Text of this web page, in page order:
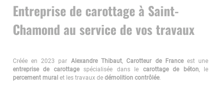
Entreprise de carottage à Saint-
Chamond au service de vos travaux
Créée en 2023 par Alexandre Thibaut,Carotteur de Franceest une
entreprise de carottagespécialisée dans le carottage de béton, le
percement mural et les travaux de démolition contrôlée.